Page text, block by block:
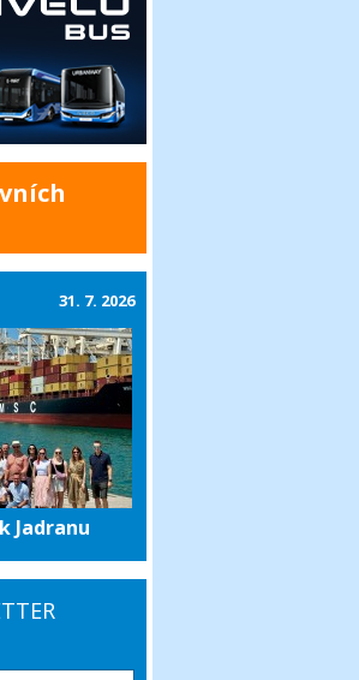
Jadranu
31. 7. 2026